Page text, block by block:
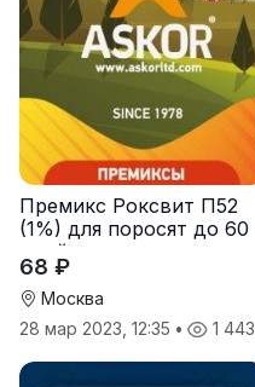
Премикс Роксвит П52
(1%) для поросят до 60
дней
68 ₽
Москва
28 мар 2023, 12:35 • 1 443